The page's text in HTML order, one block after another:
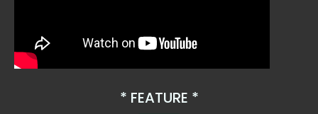
FEATURE